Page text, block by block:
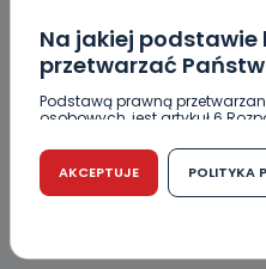
Na jakiej podstawie
przetwarzać
Podstawą prawną
osobowych, jest artykuł 6
r. w sprawie ochrony osób
przetwarzaniem danych
swobodnego przepływu
dyrektywy 95/46/WE (RODO).
Czy jest możliwość
AKCEPTUJE POLITYKA
Samolot będzie jak
29.08.2017 08:00
Archiwum wlkp24.info